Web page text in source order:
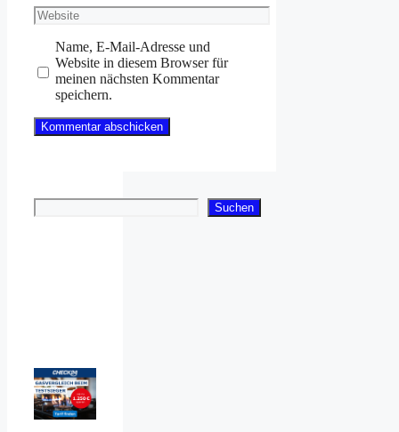
Adresse
Website
Name, E-Mail-Adresse und
Website in diesem Browser für
meinen nächsten Kommentar
speichern.
Suchen Suchen